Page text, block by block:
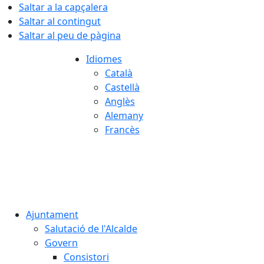
Saltar a la capçalera
Saltar al contingut
Saltar al peu de pàgina
Idiomes
Català
Castellà
Anglès
Alemany
Francès
Ajuntament
Salutació de l'Alcalde
Govern
Consistori